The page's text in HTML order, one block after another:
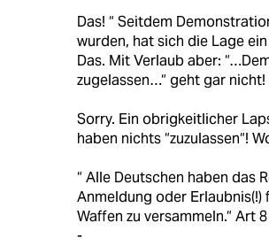
Das! “ Seitdem
wurden, hat sich die Lage
Das. Mit Verlaub aber:
zugelassen…“ geht gar nicht!
Sorry. Ein obrigkeitlicher
haben nichts “zuzulassen“!
“ Alle Deutschen haben das
Anmeldung oder
Waffen zu versammeln.“ Art
-